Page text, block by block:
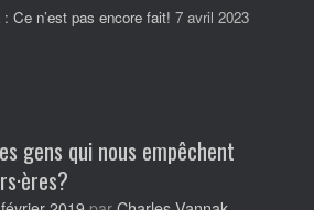
Ce n’est pas encore fait! 7 avril 2023
gens qui nous empêchent